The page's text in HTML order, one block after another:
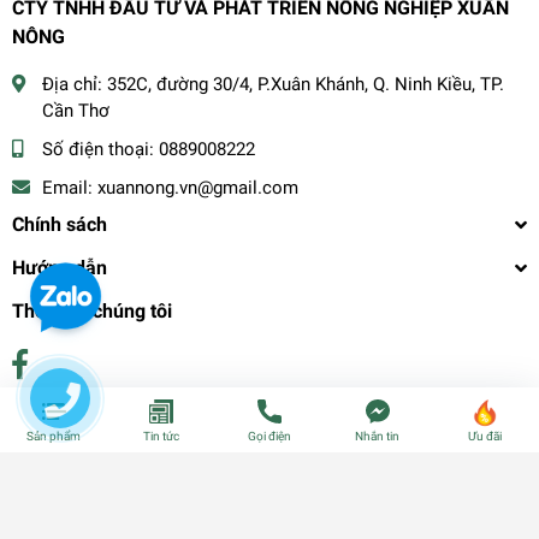
CTY TNHH ĐẦU TƯ VÀ PHÁT TRIỂN NÔNG NGHIỆP XUÂN
NÔNG
Địa chỉ: 352C, đường 30/4, P.Xuân Khánh, Q. Ninh Kiều, TP.
Cần Thơ
Số điện thoại: 0889008222
Email: xuannong.vn@gmail.com
Chính sách
Hướng dẫn
Theo dõi chúng tôi
Phương thức thanh toán
Sản phẩm Tin tức Gọi điện Nhắn tin Ưu đãi